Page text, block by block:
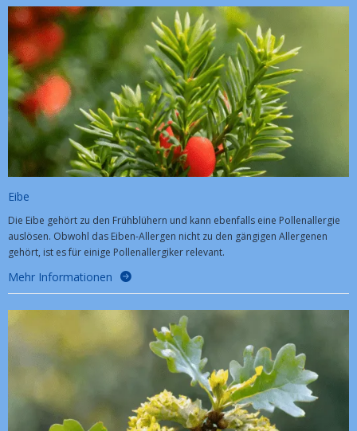
Eibe
Die Eibe gehört zu den Frühblühern und kann ebenfalls eine Pollenallergie
auslösen. Obwohl das Eiben-Allergen nicht zu den gängigen Allergenen
gehört, ist es für einige Pollenallergiker relevant.
Mehr Informationen